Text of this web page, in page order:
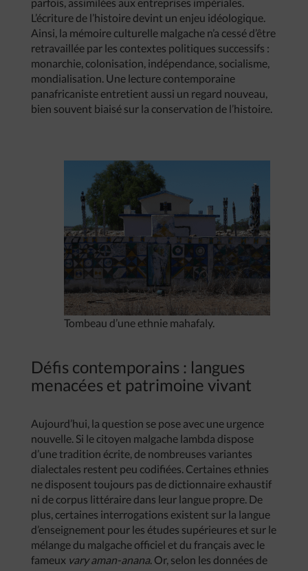
L’écriture de l’histoire devint un enjeu idéologique.
Ainsi, la mémoire culturelle malgache n’a cessé d’être
retravaillée par les contextes politiques successifs :
monarchie, colonisation, indépendance, socialisme,
mondialisation. Une lecture contemporaine
panafricaniste entretient aussi un regard nouveau,
bien souvent biaisé sur la conservation de l’histoire.
Tombeau d’une ethnie mahafaly.
Défis contemporains : langues
menacées et patrimoine vivant
Aujourd’hui, la question se pose avec une urgence
nouvelle. Si le citoyen malgache lambda dispose
d’une tradition écrite, de nombreuses variantes
dialectales restent peu codifiées. Certaines ethnies
ne disposent toujours pas de dictionnaire exhaustif
ni de corpus littéraire dans leur langue propre. De
plus, certaines interrogations existent sur la langue
d’enseignement pour les études supérieures et sur le
mélange du malgache officiel et du français avec le
fameux vary aman-anana. Or, selon les données de